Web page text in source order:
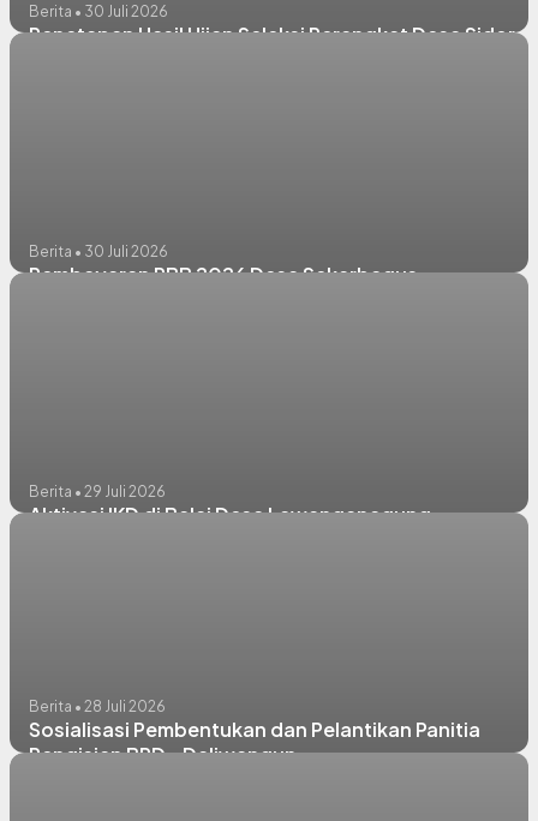
Berita • 30 Juli 2026
Penetapan Hasil Ujian Seleksi Perangkat Desa
Berita • 30 Juli 2026
Pembayaran PBB 2026 Desa Sekarbagus
Berita • 29 Juli 2026
Aktivasi IKD di Balai Desa Lawanganagung
Berita • 28 Juli 2026
Sosialisasi Pembentukan dan Pelantikan Panitia
Pengisian BPD - Daliwangun